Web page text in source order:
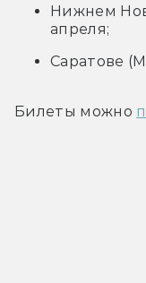
Нижнем
апреля;
Саратове
Билеты можно